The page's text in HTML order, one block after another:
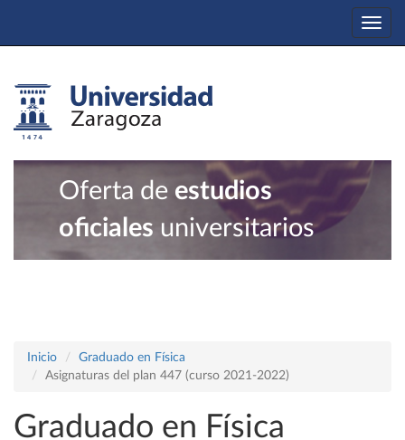
Oferta de estudios
oficiales universitarios
Inicio
Graduado en Física
Asignaturas del plan 447 (curso 2021-2022)
Graduado en Física